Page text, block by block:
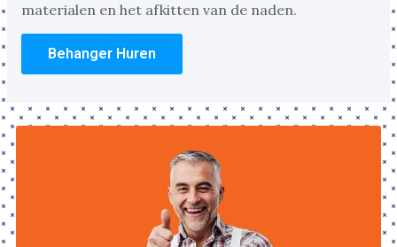
materialen en het afkitten van de naden.
Behanger Huren